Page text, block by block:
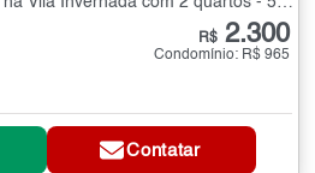
R$ 2.300
Condomínio: R$ 965
Contatar